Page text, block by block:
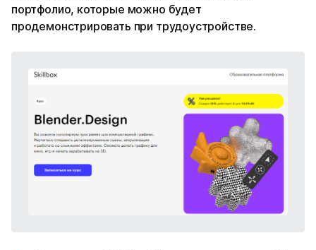
портфолио, которые можно будет
продемонстрировать при трудоустройстве.